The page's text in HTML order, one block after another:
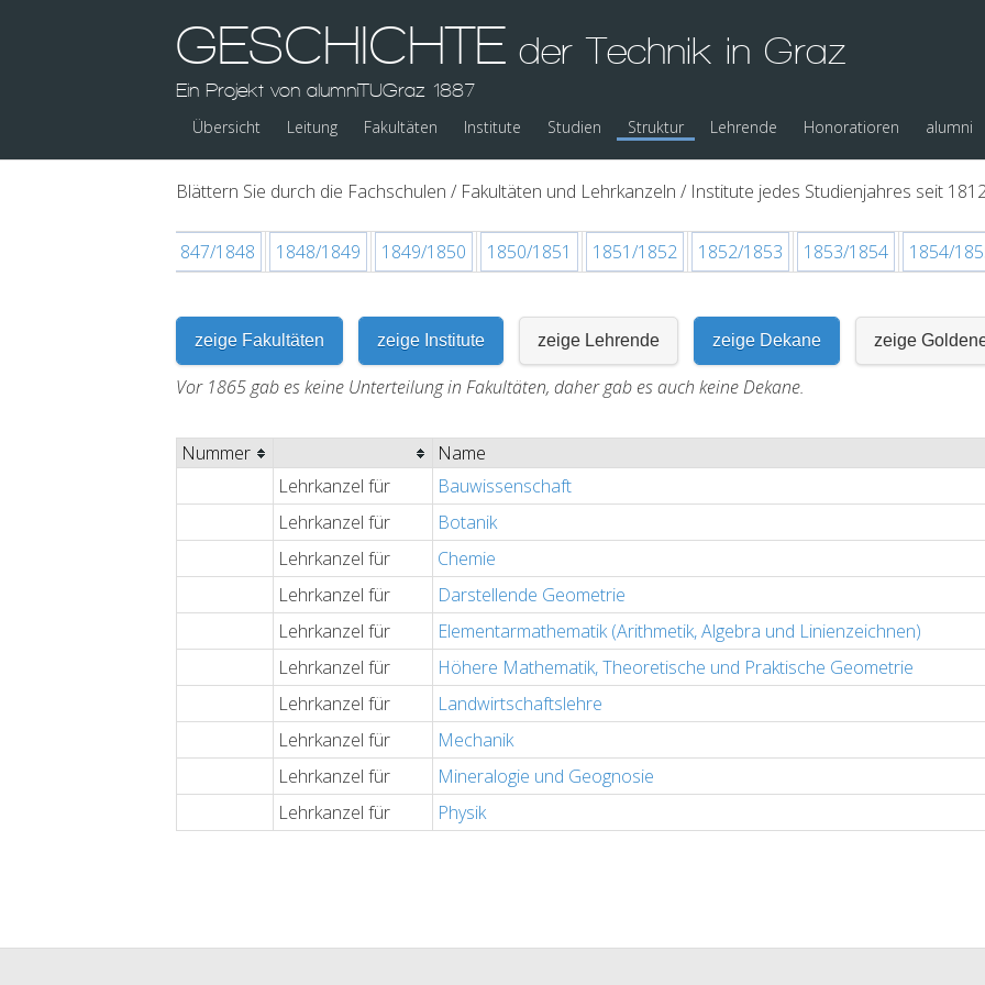
GESCHICHTE der Technik in Graz
Ein Projekt von alumniTUGraz 1887
Übersicht Leitung Fakultäten Institute Studien Struktur Lehrende Honoratioren alumni
Blättern Sie durch die Fachschulen / Fakultäten und Lehrkanzeln / Institute jedes Studienjahres seit
1847/1848 1848/1849 1849/1850 1850/1851 1851/1852 1852/1853 1853/1854 1854/
zeige Fakultäten zeige Institute zeige Lehrende zeige Dekane zeige
Vor 1865 gab es keine Unterteilung in Fakultäten, daher gab es auch keine Dekane.
Nummer Name
Lehrkanzel für
Bauwissenschaft
Lehrkanzel für
Botanik
Lehrkanzel für
Chemie
Lehrkanzel für
Darstellende Geometrie
Lehrkanzel für
Elementarmathematik (Arithmetik, Algebra und Linienzeichnen)
Lehrkanzel für
Höhere Mathematik, Theoretische und Praktische Geometrie
Lehrkanzel für
Landwirtschaftslehre
Lehrkanzel für
Mechanik
Lehrkanzel für
Mineralogie und Geognosie
Lehrkanzel für
Physik